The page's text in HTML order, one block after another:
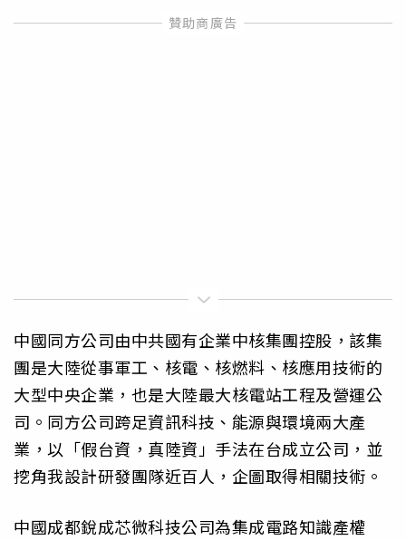
中國同方公司由中共國有企業中核集團控股，該集
團是大陸從事軍工、核電、核燃料、核應用技術的
大型中央企業，也是大陸最大核電站工程及營運公
司。同方公司跨足資訊科技、能源與環境兩大產
業，以「假台資，真陸資」手法在台成立公司，並
挖角我設計研發團隊近百人，企圖取得相關技術。
中國成都銳成芯微科技公司為集成電路知識產權